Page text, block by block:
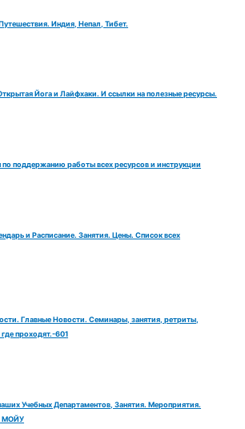
Индия, Непал, Тибет.
Йога и Лайфхаки. И ссылки на полезные ресурсы.
поддержанию работы всех ресурсов и инструкции
и Расписание. Занятия. Цены. Список всех
Главные Новости. Семинары, занятия, ретриты,
проходят.-601
Учебных Департаментов, Занятия. Мероприятия.
МОЙУ